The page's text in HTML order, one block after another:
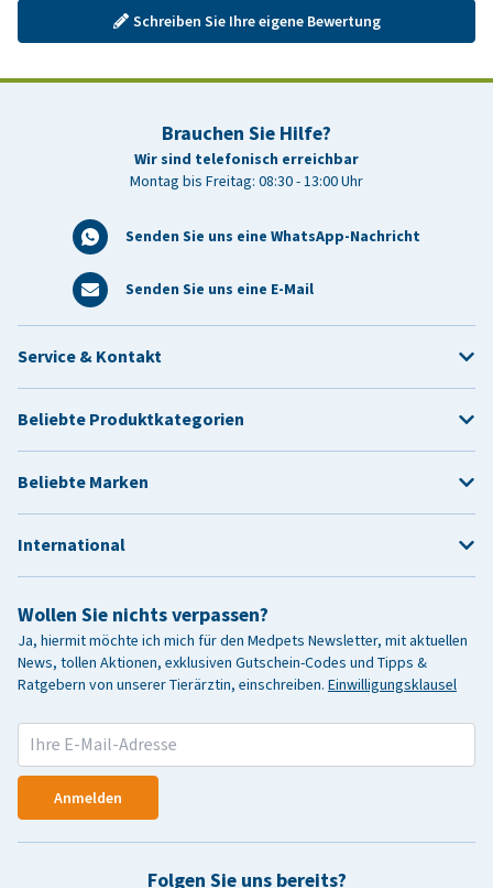
Schreiben Sie Ihre eigene Bewertung
Brauchen Sie Hilfe?
Wir sind telefonisch erreichbar
Montag bis Freitag: 08:30 - 13:00 Uhr
Senden Sie uns eine WhatsApp-Nachricht
Senden Sie uns eine E-Mail
Wollen Sie nichts verpassen?
Ja, hiermit möchte ich mich für den Medpets Newsletter, mit aktuellen
News, tollen Aktionen, exklusiven Gutschein-Codes und Tipps &
Ratgebern von unserer Tierärztin, einschreiben. Einwilligungsklausel
Anmelden
Folgen Sie uns bereits?
Service & Kontakt
Beliebte Produktkategorien
Beliebte Marken
International